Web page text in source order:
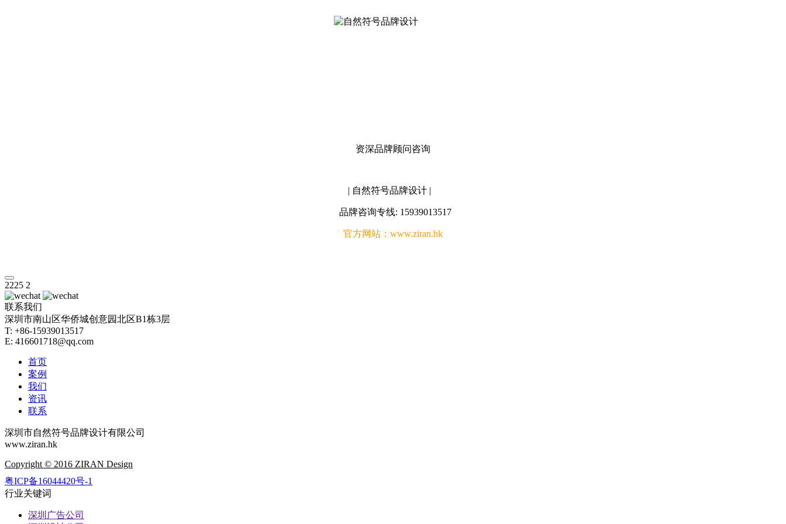
资深品牌顾问咨询
| 自然符号品牌设计 |
品牌咨询专线: 15939013517
官方网站：www.ziran.hk
2225 2
联系我们
深圳市南山区华侨城创意园北区B1栋3层
T: +86-15939013517
E: 416601718@qq.com
首页
案例
我们
资讯
联系
深圳市自然符号品牌设计有限公司
www.ziran.hk
Copyright © 2016 ZIRAN Design
粤ICP备16044420号-1
行业关键词
深圳广告公司